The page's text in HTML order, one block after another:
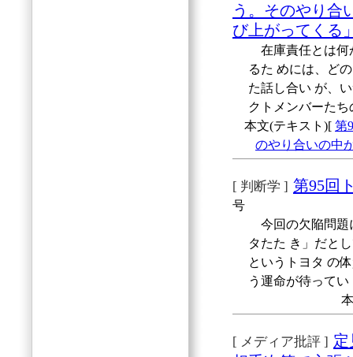
う。そのやり合
び上がってくる
在庫責任とは何
るた めには、ど
た話し合い が、
クトメンバーた
本文(テキスト)[ 第
のやり合いの中
[ 判断学 ] 第95回
号
今回の欠陥問題
タたた き」だと
というトヨタ の
う運命が待って
[ メディア批評 ] 定